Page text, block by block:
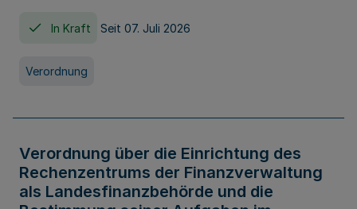
In Kraft Seit 07. Juli 2026
Verordnung
Verordnung über die Einrichtung des
Rechenzentrums der Finanzverwaltung
als Landesfinanzbehörde und die